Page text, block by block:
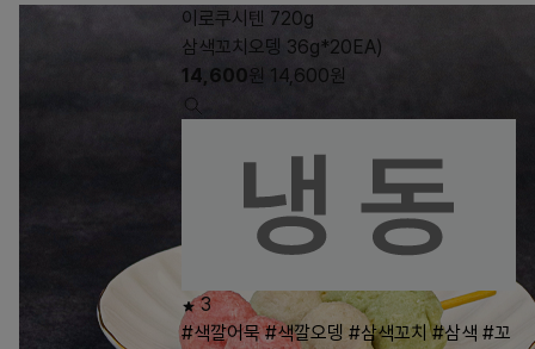
이로쿠시텐 720g
삼색꼬치오뎅 36g*20EA)
14,600원 14,600원
3
#색깔어묵 #색깔오뎅 #삼색꼬치 #삼색 #꼬